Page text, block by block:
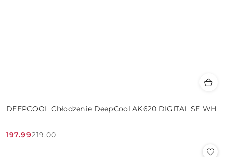
DEEPCOOL Chłodzenie DeepCool AK620 DIGITAL SE WH
Cena
197.99
Cena
219.00